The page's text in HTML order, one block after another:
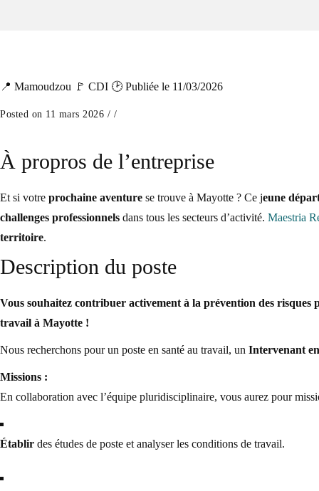
📍 Mamoudzou 🚩 CDI 🕑 Publiée le 11/03/2026
Posted on 11 mars 2026 / /
À propros de l’entreprise
Et si votre prochaine aventure se trouve à Mayotte ? Ce jeune
challenges professionnels dans tous les secteurs d’activité. Maestria
territoire.
Description du poste
Vous souhaitez contribuer activement à la prévention des risques
travail à Mayotte !
Nous recherchons pour un poste en santé au travail, un Intervenant
Missions :
En collaboration avec l’équipe pluridisciplinaire, vous aurez pour
Établir des études de poste et analyser les conditions de travail.